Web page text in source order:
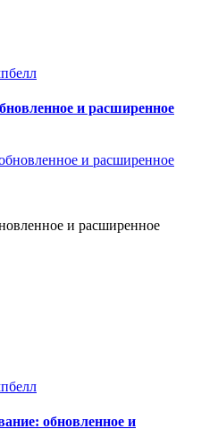
и расширенное
и расширенное
обновленное и